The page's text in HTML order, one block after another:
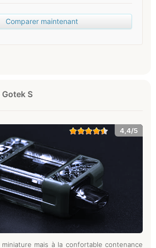
Comparer maintenant
S
4,4/5
mais à la confortable contenance